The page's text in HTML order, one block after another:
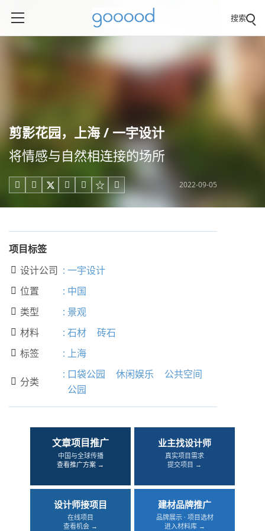
搜索
剪影花园，上海 / 一宇设计
将情感与自然相连接的场所
     2022-09-05
项目标签
 设计公司 : 一宇设计
 位置 : 中国
 类型 : 景观
 材料 : 石材 砖石
 标签 : 上海
 分类
: 口袋公园 休闲娱乐
公共空间
公园
文章项目推广
中国与全球传播
查看推广方案 →
业主找设计师
真实项目需求
提交项目 →
设计师接项目
在线项目
查看机会 →
建材品牌推广
品牌展示 · 项目选材
进入材料库 →